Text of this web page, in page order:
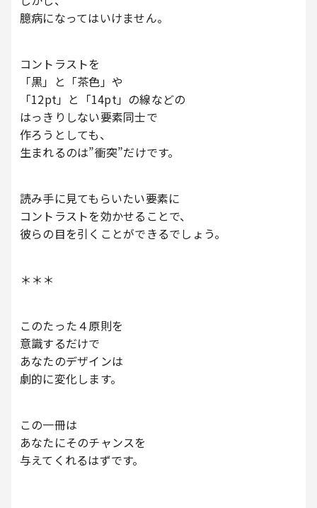
臆病になってはいけません。
コントラストを
「黒」と「茶色」や
「12pt」と「14pt」の線などの
はっきりしない要素同士で
作ろうとしても、
生まれるのは”衝突”だけです。
読み手に見てもらいたい要素に
コントラストを効かせることで、
彼らの目を引くことができるでしょう。
＊＊＊
このたった４原則を
意識するだけで
あなたのデザインは
劇的に変化します。
この一冊は
あなたにそのチャンスを
与えてくれるはずです。